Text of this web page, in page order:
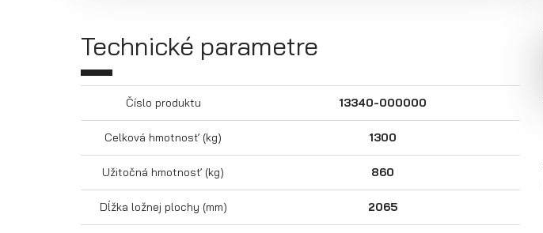
Technické parametre
Číslo produktu 13340-000000
Celková hmotnosť (kg) 1300
Užitočná hmotnosť (kg) 860
Dĺžka ložnej plochy (mm) 2065